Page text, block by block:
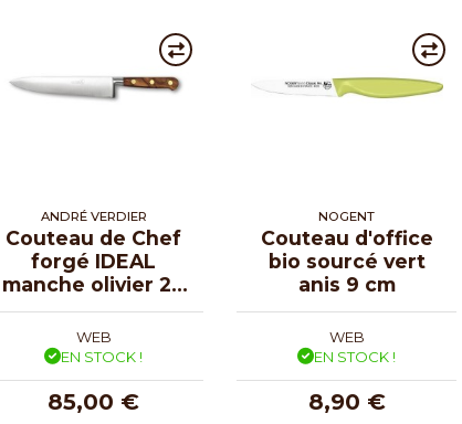
ANDRÉ VERDIER
Couteau de Chef
forgé IDEAL
manche olivier 20
cm
WEB
EN STOCK !
85,00 €
NOGENT
Couteau d'office
bio sourcé vert
anis 9 cm
WEB
EN STOCK !
8,90 €